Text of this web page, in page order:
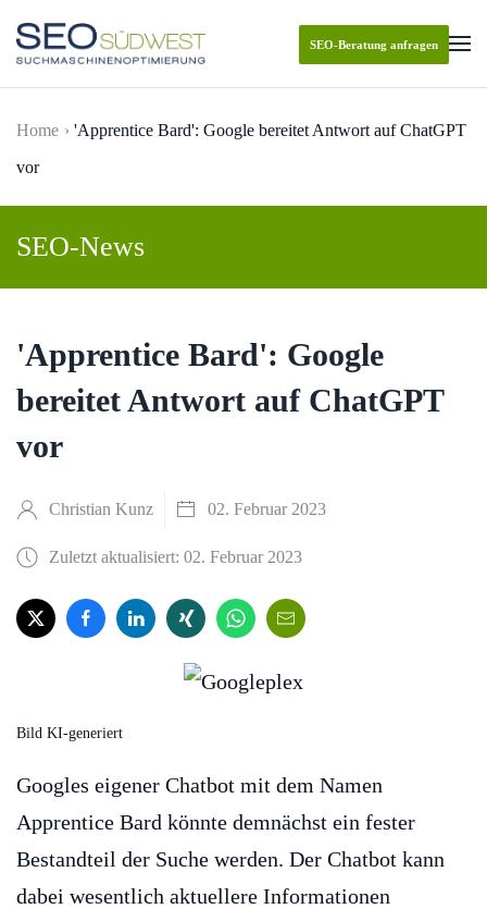
Skip to main content
SEO-Beratung anfragen
Home
'Apprentice Bard': Google bereitet Antwort auf ChatGPT
vor
SEO-News
'Apprentice Bard': Google
bereitet Antwort auf ChatGPT
vor
Christian Kunz 02. Februar 2023
Zuletzt aktualisiert: 02. Februar 2023
Bild KI-generiert
Googles eigener Chatbot mit dem Namen
Apprentice Bard könnte demnächst ein fester
Bestandteil der Suche werden. Der Chatbot kann
dabei wesentlich aktuellere Informationen